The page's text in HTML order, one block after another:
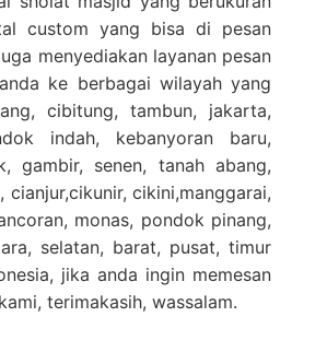
custom yang bisa di pesan
menyediakan layanan pesan
ke berbagai wilayah yang
cibitung, tambun, jakarta,
indah, kebanyoran baru,
gambir, senen, tanah abang,
cikini,manggarai,
monas, pondok pinang,
selatan, barat, pusat, timur
jika anda ingin memesan
terimakasih, wassalam.